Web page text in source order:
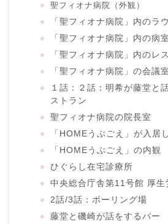
聖フィオナ病院（外観）
「聖フィオナ病院」内のラ
「聖フィオナ病院」内の病室
「聖フィオナ病院」内のレ
「聖フィオナ病院」の会議室
１話：２話：明希が藤堂と
ストラン
聖フィオナ病院の院長室
「HOMEうぶごえ」が入居
「HOMEうぶごえ」の内観
ひぐらし在宅診療所
中央総合庁舎第11号館 厚生
2話/3話：ボーリング場
藤堂と磯崎が話をするバー